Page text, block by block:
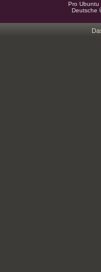
Pro
Deutsche